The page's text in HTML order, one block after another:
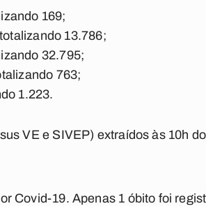
169;
13.786;
32.795;
763;
1.223.
VE e SIVEP) extraídos às 10h
Covid-19. Apenas 1 óbito foi